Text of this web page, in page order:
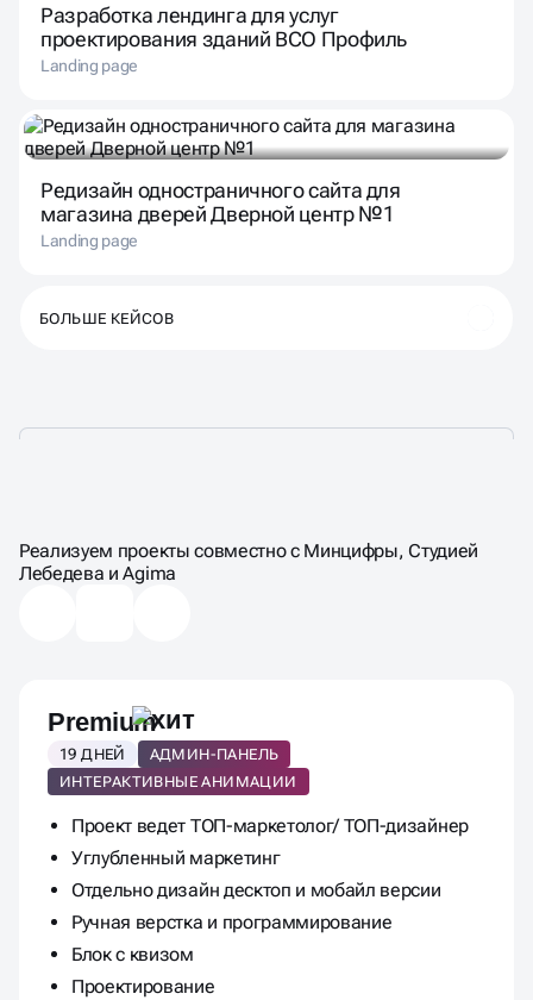
Разработка лендинга для услуг
проектирования зданий ВСО Профиль
Landing page
Редизайн одностраничного сайта для
магазина дверей Дверной центр №1
Landing page
БОЛЬШЕ КЕЙСОВ
ЦЕНЫ НА LANDING PAGE
Реализуем проекты совместно с Минцифры, Студией
Лебедева и Аgima
Premium
19 ДНЕЙ
АДМИН-ПАНЕЛЬ
ИНТЕРАКТИВНЫЕ АНИМАЦИИ
Проект ведет ТОП-маркетолог/ ТОП-дизайнер
Углубленный маркетинг
Отдельно дизайн десктоп и мобайл версии
Ручная верстка и программирование
Блок с квизом
Проектирование